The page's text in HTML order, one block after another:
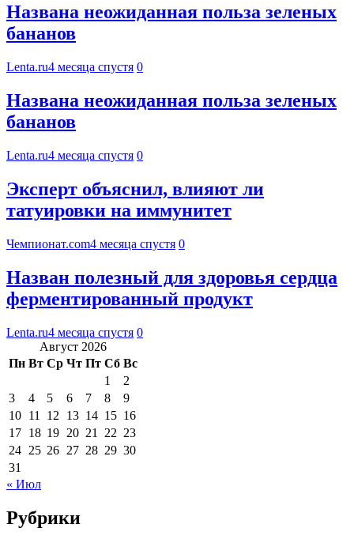
Названа неожиданная польза зеленых
бананов
Lenta.ru4 месяца спустя 0
Названа неожиданная польза зеленых
бананов
Lenta.ru4 месяца спустя 0
Эксперт объяснил, влияют ли
татуировки на иммунитет
Чемпионат.com4 месяца спустя 0
Назван полезный для здоровья сердца
ферментированный продукт
Lenta.ru4 месяца спустя 0
Август 2026
Пн Вт Ср Чт Пт Сб Вс
1
2
3
4 5 6 7 8
9
10 11 12 13 14 15 16
17 18 19 20 21 22 23
24 25 26 27 28 29 30
31
« Июл
Рубрики